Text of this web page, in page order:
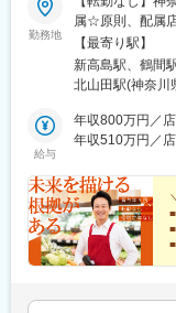
勤務地
属☆原則、配属
す（転居を伴う
（関東・関西）
場合、諸費用は
子市、相模原市
大田区、品川区
川市、三鷹市、
市、昭島市、調
市、市川市、習
市、川口市、川
【最寄り駅】
新高島駅、鶴間
北山田駅(神奈川
中華街駅、伊勢
駅、南橋本駅、
駅、高座渋谷駅
駅、逗子駅、並
ンター南駅、古
大泉学園駅、綾
橋本町駅、銀座
丘駅、雑色駅、
給与
年収800万円／
年収510万円／